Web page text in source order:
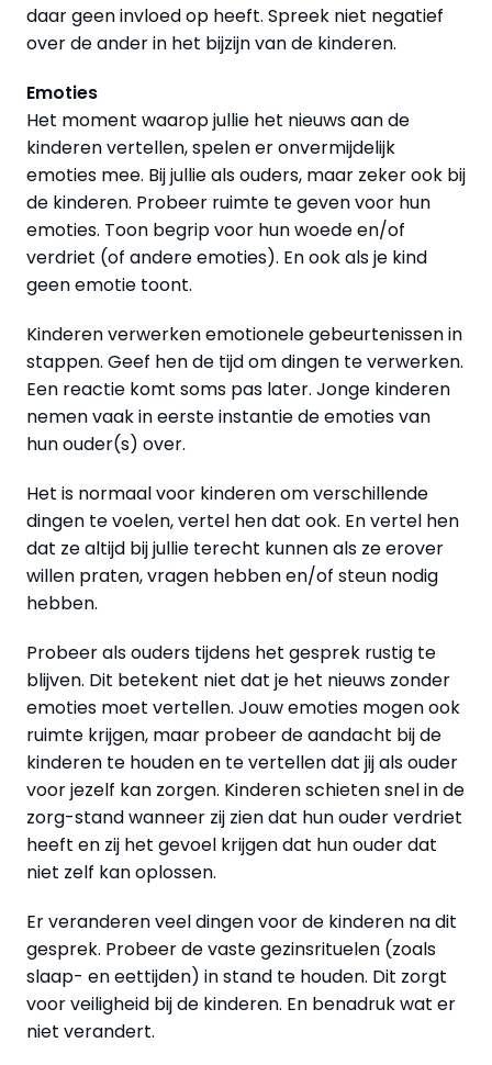
daar geen invloed op heeft. Spreek niet negatief
over de ander in het bijzijn van de kinderen.
Emoties
Het moment waarop jullie het nieuws aan de
kinderen vertellen, spelen er onvermijdelijk
emoties mee. Bij jullie als ouders, maar zeker ook bij
de kinderen. Probeer ruimte te geven voor hun
emoties. Toon begrip voor hun woede en/of
verdriet (of andere emoties). En ook als je kind
geen emotie toont.
Kinderen verwerken emotionele gebeurtenissen in
stappen. Geef hen de tijd om dingen te verwerken.
Een reactie komt soms pas later. Jonge kinderen
nemen vaak in eerste instantie de emoties van
hun ouder(s) over.
Het is normaal voor kinderen om verschillende
dingen te voelen, vertel hen dat ook. En vertel hen
dat ze altijd bij jullie terecht kunnen als ze erover
willen praten, vragen hebben en/of steun nodig
hebben.
Probeer als ouders tijdens het gesprek rustig te
blijven. Dit betekent niet dat je het nieuws zonder
emoties moet vertellen. Jouw emoties mogen ook
ruimte krijgen, maar probeer de aandacht bij de
kinderen te houden en te vertellen dat jij als ouder
voor jezelf kan zorgen. Kinderen schieten snel in de
zorg-stand wanneer zij zien dat hun ouder verdriet
heeft en zij het gevoel krijgen dat hun ouder dat
niet zelf kan oplossen.
Er veranderen veel dingen voor de kinderen na dit
gesprek. Probeer de vaste gezinsrituelen (zoals
slaap- en eettijden) in stand te houden. Dit zorgt
voor veiligheid bij de kinderen. En benadruk wat er
niet verandert.